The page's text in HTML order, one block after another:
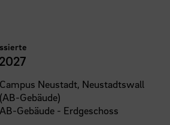
Campus Neustadt, Neustadtswall
(AB-Gebäude)
AB-Gebäude - Erdgeschoss